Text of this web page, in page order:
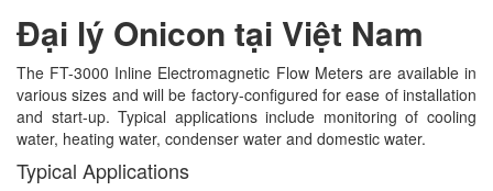
Đại lý Onicon tại Việt Nam
The FT-3000 Inline Electromagnetic Flow Meters are available in
various sizes and will be factory-configured for ease of installation
and start-up. Typical applications include monitoring of cooling
water, heating water, condenser water and domestic water.
Typical Applications